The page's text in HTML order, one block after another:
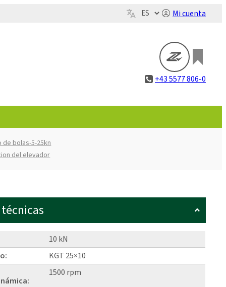
Mi cuenta
+43 5577 806-0
de bolas-5-25kn
del elevador
10 kN
KGT 25×10
1500 rpm